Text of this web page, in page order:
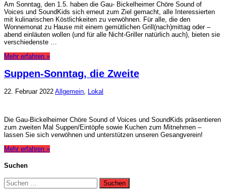
Am Sonntag, den 1.5. haben die Gau- Bickelheimer Chöre Sound of
Voices und SoundKids sich erneut zum Ziel gemacht, alle Interessierten
mit kulinarischen Köstlichkeiten zu verwöhnen. Für alle, die den
Wonnemonat zu Hause mit einem gemütlichen Grill(nach)mittag oder –
abend einläuten wollen (und für alle Nicht-Griller natürlich auch), bieten sie
verschiedenste …
Mehr erfahren »
Suppen-Sonntag, die Zweite
22. Februar 2022 Allgemein, Lokal
Die Gau-Bickelheimer Chöre Sound of Voices und SoundKids präsentieren
zum zweiten Mal Suppen/Eintöpfe sowie Kuchen zum Mitnehmen –
lassen Sie sich verwöhnen und unterstützen unseren Gesangverein!
Mehr erfahren »
Suchen
Suchen
nach: